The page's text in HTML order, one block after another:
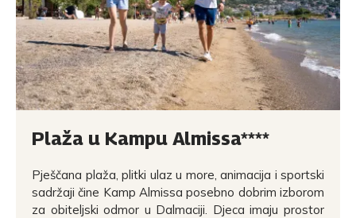
Plaža u Kampu Almissa****
Pješčana plaža, plitki ulaz u more, animacija i sportski
sadržaji čine Kamp Almissa posebno dobrim izborom
za obiteljski odmor u Dalmaciji. Djeca imaju prostor